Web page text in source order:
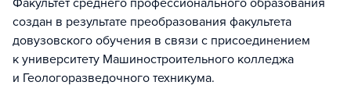
Факультет среднего профессионального образования
создан в результате преобразования факультета
довузовского обучения в связи с присоединением
к университету Машиностроительного колледжа
и Геологоразведочного техникума.